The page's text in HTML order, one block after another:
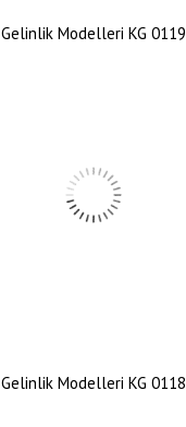
Gelinlik Modelleri KG 0119
Gelinlik Modelleri KG 0118